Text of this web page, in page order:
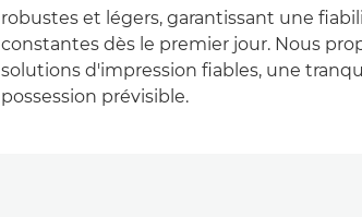
robustes et légers, garantissant une
constantes dès le premier jour. Nous
solutions d'impression fiables, une
possession prévisible.